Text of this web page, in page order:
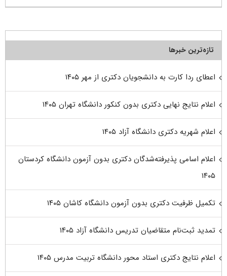
تازه‌ترین خبرها
اعطای ردا کارت به دانشجویان دکتری از مهر ۱۴۰۵
اعلام نتایج نهایی دکتری بدون کنکور دانشگاه تهران ۱۴۰۵
اعلام شهریه دکتری دانشگاه آزاد ۱۴۰۵
اعلام اسامی پذیرفته‌شدگان دکتری بدون آزمون دانشگاه کردستان
۱۴۰۵
تکمیل ظرفیت دکتری بدون آزمون دانشگاه کاشان ۱۴۰۵
تمدید ثبت‌نام متقاضیان تدریس دانشگاه آزاد ۱۴۰۵
اعلام نتایج دکتری استاد محور دانشگاه تربیت مدرس ۱۴۰۵